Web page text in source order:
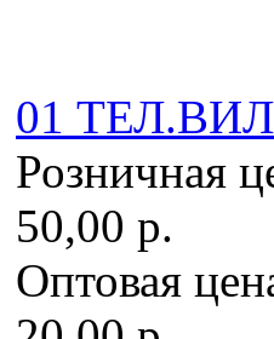
01
Розничная
50,00 р.
Оптовая